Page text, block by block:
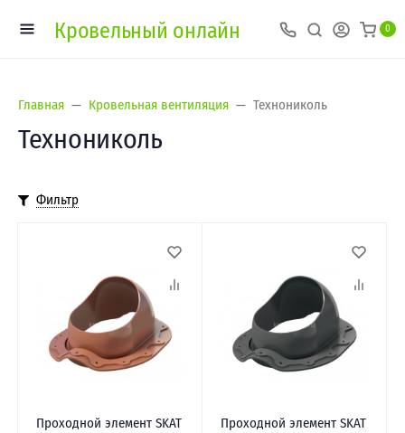
Кровельный онлайн 0
Главная Кровельная вентиляция Технониколь
Технониколь
Фильтр
Проходной элемент SKAT
Проходной элемент SKAT